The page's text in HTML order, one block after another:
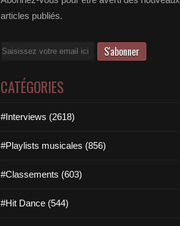
articles publiés.
Email
CATÉGORIES
#Interviews (2618)
#Playlists musicales (856)
#Classements (603)
#Hit Dance (544)